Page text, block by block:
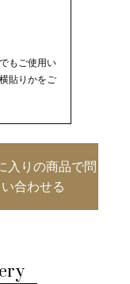
もご使用い
貼りかをご
入りの商品で問
い合わせる